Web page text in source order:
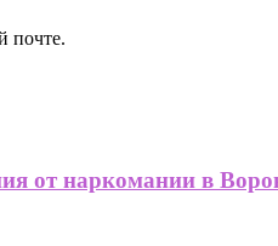
почте.
от наркомании в